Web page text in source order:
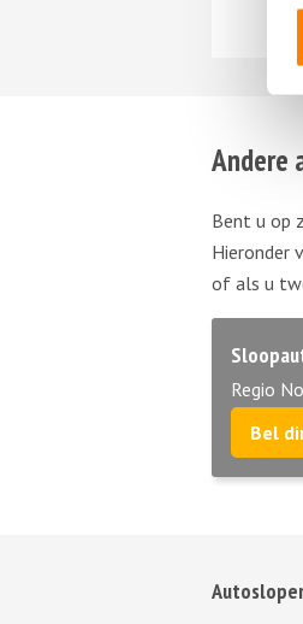
Andere
Bent u op
Hieronder
of als u
Regio
Bel